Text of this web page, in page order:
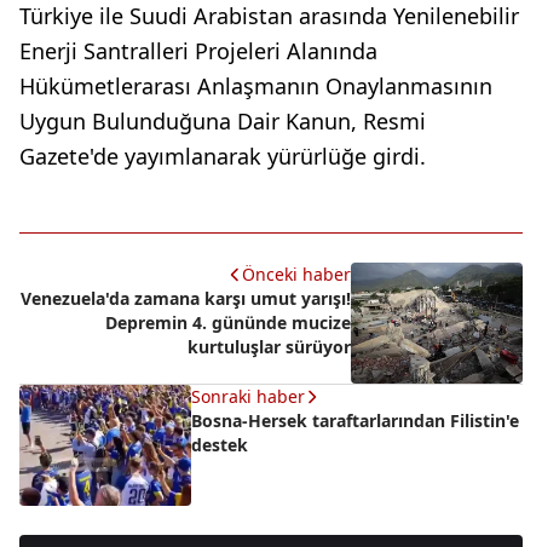
Türkiye ile Suudi Arabistan arasında Yenilenebilir
Enerji Santralleri Projeleri Alanında
Hükümetlerarası Anlaşmanın Onaylanmasının
Uygun Bulunduğuna Dair Kanun, Resmi
Gazete'de yayımlanarak yürürlüğe girdi.
Önceki haber
Venezuela'da zamana karşı umut yarışı!
Depremin 4. gününde mucize
kurtuluşlar sürüyor
Sonraki haber
Bosna-Hersek taraftarlarından Filistin'e
destek